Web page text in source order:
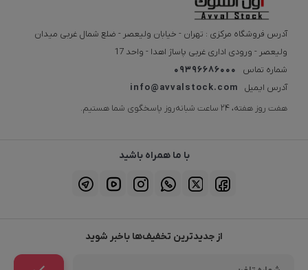
آدرس فروشگاه مرکزی : تهران - خیابان ولیعصر - ضلع شمال غربی میدان
ولیعصر - ورودی اداری غربی پاساژ اهدا - واحد 17
شماره تماس
09396686000
آدرس ایمیل
info@avvalstock.com
هفت روز هفته، ۲۴ ساعت شبانه‌روز پاسخگوی شما هستیم.
با ما همراه باشید
از جدیدترین تخفیف‌ها باخبر شوید